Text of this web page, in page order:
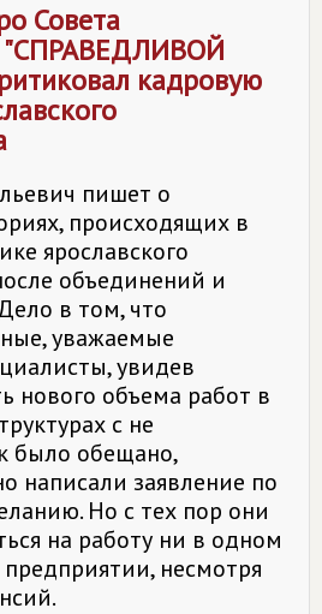
Совета
СПРАВЕДЛИВОЙ
кадровую
пишет о
происходящих в
ярославского
объединений и
в том, что
уважаемые
увидев
нового объема работ в
с не
было обещано,
написали заявление по
Но с тех пор они
на работу ни в одном
несмотря